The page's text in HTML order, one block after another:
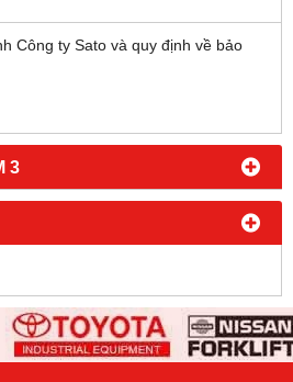
Công ty Sato và quy định về bảo
3